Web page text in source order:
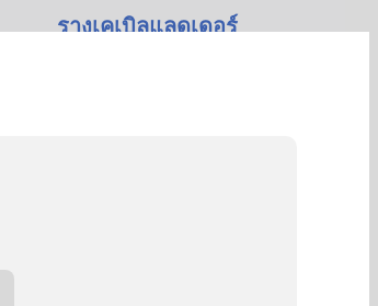
รางเคเบิลแลดเดอร์